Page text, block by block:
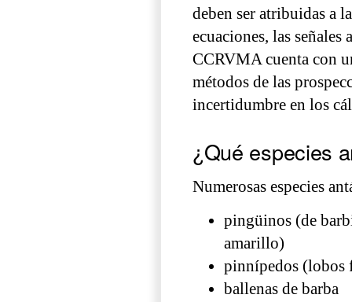
deben ser atribuidas a
ecuaciones, las
CCRVMA cuenta con
métodos de las
incertidumbre en los
¿Qué especies
Numerosas especies
pingüinos (de
amarillo)
pinnípedos (lobos
ballenas de barba